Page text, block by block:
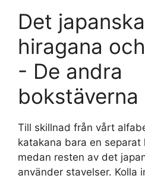
Det
hiragana
- De andra
bokstäverna
Till skillnad från vårt
katakana bara en separat
medan resten av det
använder stavelser. Kolla